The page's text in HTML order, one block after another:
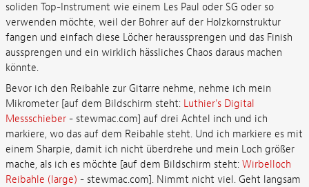
soliden Top-Instrument wie einem Les Paul oder SG oder so
verwenden möchte, weil der Bohrer auf der Holzkornstruktur
fangen und einfach diese Löcher heraussprengen und das Finish
aussprengen und ein wirklich hässliches Chaos daraus machen
könnte.
Bevor ich den Reibahle zur Gitarre nehme, nehme ich mein
Mikrometer [auf dem Bildschirm steht: Luthier's Digital
Messschieber- stewmac.com] auf drei Achtel inch und ich
markiere, wo das auf dem Reibahle steht. Und ich markiere es mit
einem Sharpie, damit ich nicht überdrehe und mein Loch größer
mache, als ich es möchte [auf dem Bildschirm steht: Wirbelloch
Reibahle (large) - stewmac.com]. Nimmt nicht viel. Geht langsam